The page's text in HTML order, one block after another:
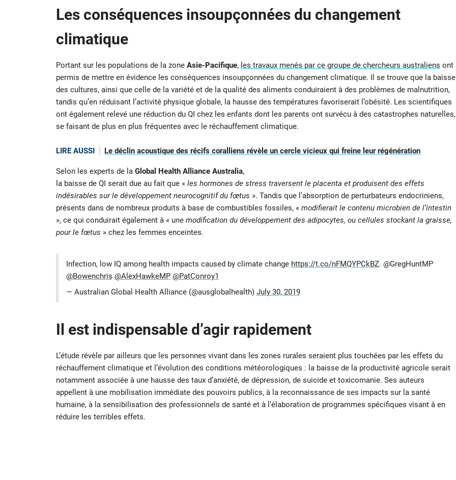
Les conséquences insoupçonnées du changement
climatique
Portant sur les populations de la zone Asie-Pacifique, les travaux menés par ce groupe de chercheurs australiens ont
permis de mettre en évidence les conséquences insoupçonnées du changement climatique. Il se trouve que la baisse
des cultures, ainsi que celle de la variété et de la qualité des aliments conduiraient à des problèmes de malnutrition,
tandis qu’en réduisant l’activité physique globale, la hausse des températures favoriserait l’obésité. Les scientifiques
ont également relevé une réduction du QI chez les enfants dont les parents ont survécu à des catastrophes naturelles,
se faisant de plus en plus fréquentes avec le réchauffement climatique.
LIRE AUSSI Le déclin acoustique des récifs coralliens révèle un cercle vicieux qui freine leur régénération
Selon les experts de la Global Health Alliance Australia,
la baisse de QI serait due au fait que « les hormones de stress traversent le placenta et produisent des effets
indésirables sur le développement neurocognitif du fœtus ». Tandis que l’absorption de perturbateurs endocriniens,
présents dans de nombreux produits à base de combustibles fossiles, « modifierait le contenu microbien de l’intestin
», ce qui conduirait également à « une modification du développement des adipocytes, ou cellules stockant la graisse,
pour le fœtus » chez les femmes enceintes.
Infection, low IQ among health impacts caused by climate change https://t.co/nFMQYPCkBZ. @GregHuntMP
@Bowenchris @AlexHawkeMP @PatConroy1
— Australian Global Health Alliance (@ausglobalhealth) July 30, 2019
Il est indispensable d’agir rapidement
L’étude révèle par ailleurs que les personnes vivant dans les zones rurales seraient plus touchées par les effets du
réchauffement climatique et l’évolution des conditions météorologiques : la baisse de la productivité agricole serait
notamment associée à une hausse des taux d’anxiété, de dépression, de suicide et toxicomanie. Ses auteurs
appellent à une mobilisation immédiate des pouvoirs publics, à la reconnaissance de ses impacts sur la santé
humaine, à la sensibilisation des professionnels de santé et à l’élaboration de programmes spécifiques visant à en
réduire les terribles effets.